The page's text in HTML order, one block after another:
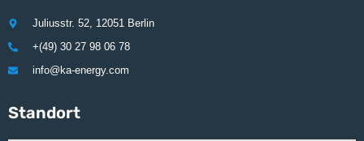
Juliusstr. 52, 12051 Berlin
+(49) 30 27 98 06 78
info@ka-energy.com
Standort